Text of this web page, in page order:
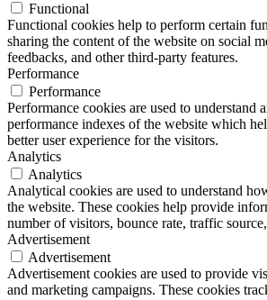
Functional
Functional cookies help to perform certain
sharing the content of the website on social
feedbacks, and other third-party features.
Performance
Performance
Performance cookies are used to understand
performance indexes of the website which
better user experience for the visitors.
Analytics
Analytics
Analytical cookies are used to understand
the website. These cookies help provide
number of visitors, bounce rate, traffic
Advertisement
Advertisement
Advertisement cookies are used to provide
and marketing campaigns. These cookies